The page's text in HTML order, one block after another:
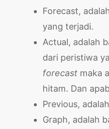
Forecast,
yang terjadi.
Actual, adalah
dari peristiwa
forecast maka
hitam. Dan
Previous,
Graph, adalah